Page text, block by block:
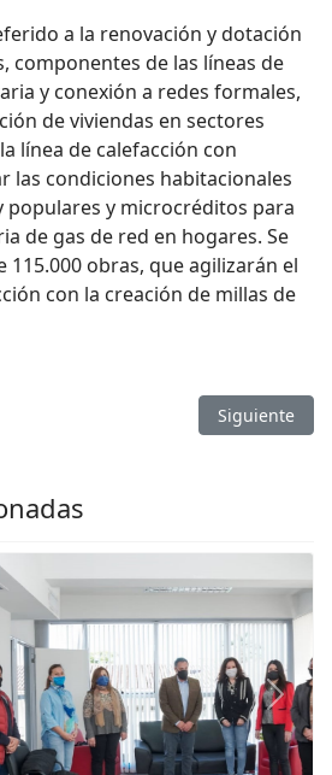
a la renovación y dotación
componentes de las líneas de
y conexión a redes formales,
de viviendas en sectores
línea de calefacción con
las condiciones habitacionales
populares y microcréditos para
de gas de red en hogares. Se
115.000 obras, que agilizarán el
con la creación de millas de
de Vivienda reiteró qué áreas
Artículo
Siguiente
Next